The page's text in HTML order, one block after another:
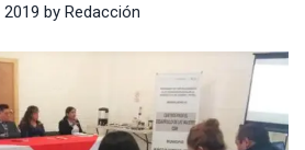
by Redacción